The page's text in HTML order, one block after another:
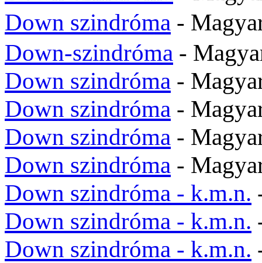
Down szindróma -
Down-szindróma -
Down szindróma -
Down szindróma -
Down szindróma -
Down szindróma -
Down szindróma - k.m.n.
Down szindróma - k.m.n.
Down szindróma - k.m.n.